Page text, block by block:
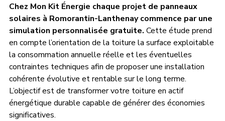
Chez Mon Kit Énergie chaque projet de panneaux
solaires à Romorantin-Lanthenay commence par une
simulation personnalisée gratuite. Cette étude prend
en compte l’orientation de la toiture la surface exploitable
la consommation annuelle réelle et les éventuelles
contraintes techniques afin de proposer une installation
cohérente évolutive et rentable sur le long terme.
L’objectif est de transformer votre toiture en actif
énergétique durable capable de générer des économies
significatives.